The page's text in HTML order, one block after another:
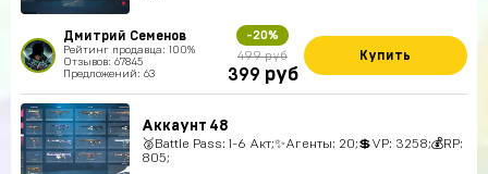
Дмитрий Семенов
Рейтинг продавца: 100%
Отзывов: 67845
Предложений: 63
-20%
499 руб
399 руб
Купить
Аккаунт 48
🥈Battle Pass: 1-6 Акт;✨Агенты: 20;💲VP: 3258;💰RP:
805;